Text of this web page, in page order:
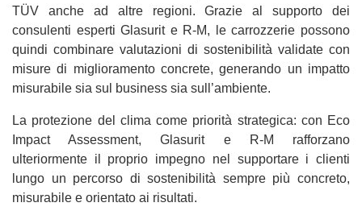
TÜV anche ad altre regioni. Grazie al supporto dei
consulenti esperti Glasurit e R-M, le carrozzerie possono
quindi combinare valutazioni di sostenibilità validate con
misure di miglioramento concrete, generando un impatto
misurabile sia sul business sia sull’ambiente.
La protezione del clima come priorità strategica: con Eco
Impact Assessment, Glasurit e R-M rafforzano
ulteriormente il proprio impegno nel supportare i clienti
lungo un percorso di sostenibilità sempre più concreto,
misurabile e orientato ai risultati.